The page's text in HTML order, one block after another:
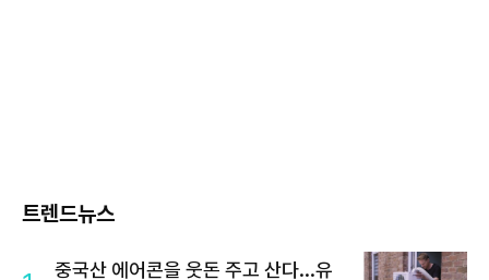
트렌드뉴스
중국산 에어콘을 웃돈 주고 산다...유